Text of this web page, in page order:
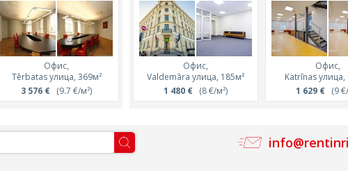
Офис,
Tērbatas улица, 369м²
3 576 € (9.7 €/м²)
Офис,
Tērbatas улица, 180м²
1 805 €(10 €/м²)
Офис,
Tērbatas улица,
710 €(39.4 €/
Офис,
Valdemāra улица, 185м²
1 480 € (8 €/м²)
Офис,
Katrīnas улица,
1 629 € (9